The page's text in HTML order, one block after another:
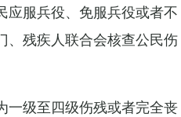
应服兵役、免服兵役或者不
、残疾人联合会核查公民伤
一级至四级伤残或者完全丧